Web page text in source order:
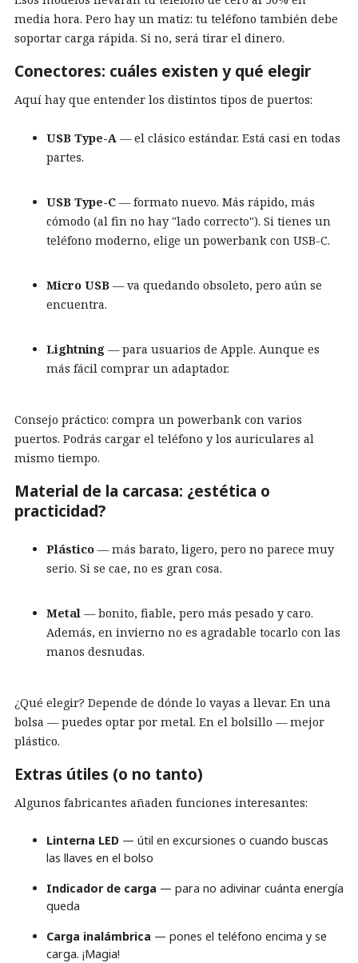
media hora. Pero hay un matiz: tu teléfono también debe
soportar carga rápida. Si no, será tirar el dinero.
Conectores: cuáles existen y qué elegir
Aquí hay que entender los distintos tipos de puertos:
USB Type-A — el clásico estándar. Está casi en todas
partes.
USB Type-C — formato nuevo. Más rápido, más
cómodo (al fin no hay "lado correcto"). Si tienes un
teléfono moderno, elige un powerbank con USB-C.
Micro USB — va quedando obsoleto, pero aún se
encuentra.
Lightning — para usuarios de Apple. Aunque es
más fácil comprar un adaptador.
Consejo práctico: compra un powerbank con varios
puertos. Podrás cargar el teléfono y los auriculares al
mismo tiempo.
Material de la carcasa: ¿estética o
practicidad?
Plástico — más barato, ligero, pero no parece muy
serio. Si se cae, no es gran cosa.
Metal — bonito, fiable, pero más pesado y caro.
Además, en invierno no es agradable tocarlo con las
manos desnudas.
¿Qué elegir? Depende de dónde lo vayas a llevar. En una
bolsa — puedes optar por metal. En el bolsillo — mejor
plástico.
Extras útiles (o no tanto)
Algunos fabricantes añaden funciones interesantes:
Linterna LED — útil en excursiones o cuando buscas
las llaves en el bolso
Indicador de carga — para no adivinar cuánta energía
queda
Carga inalámbrica — pones el teléfono encima y se
carga. ¡Magia!